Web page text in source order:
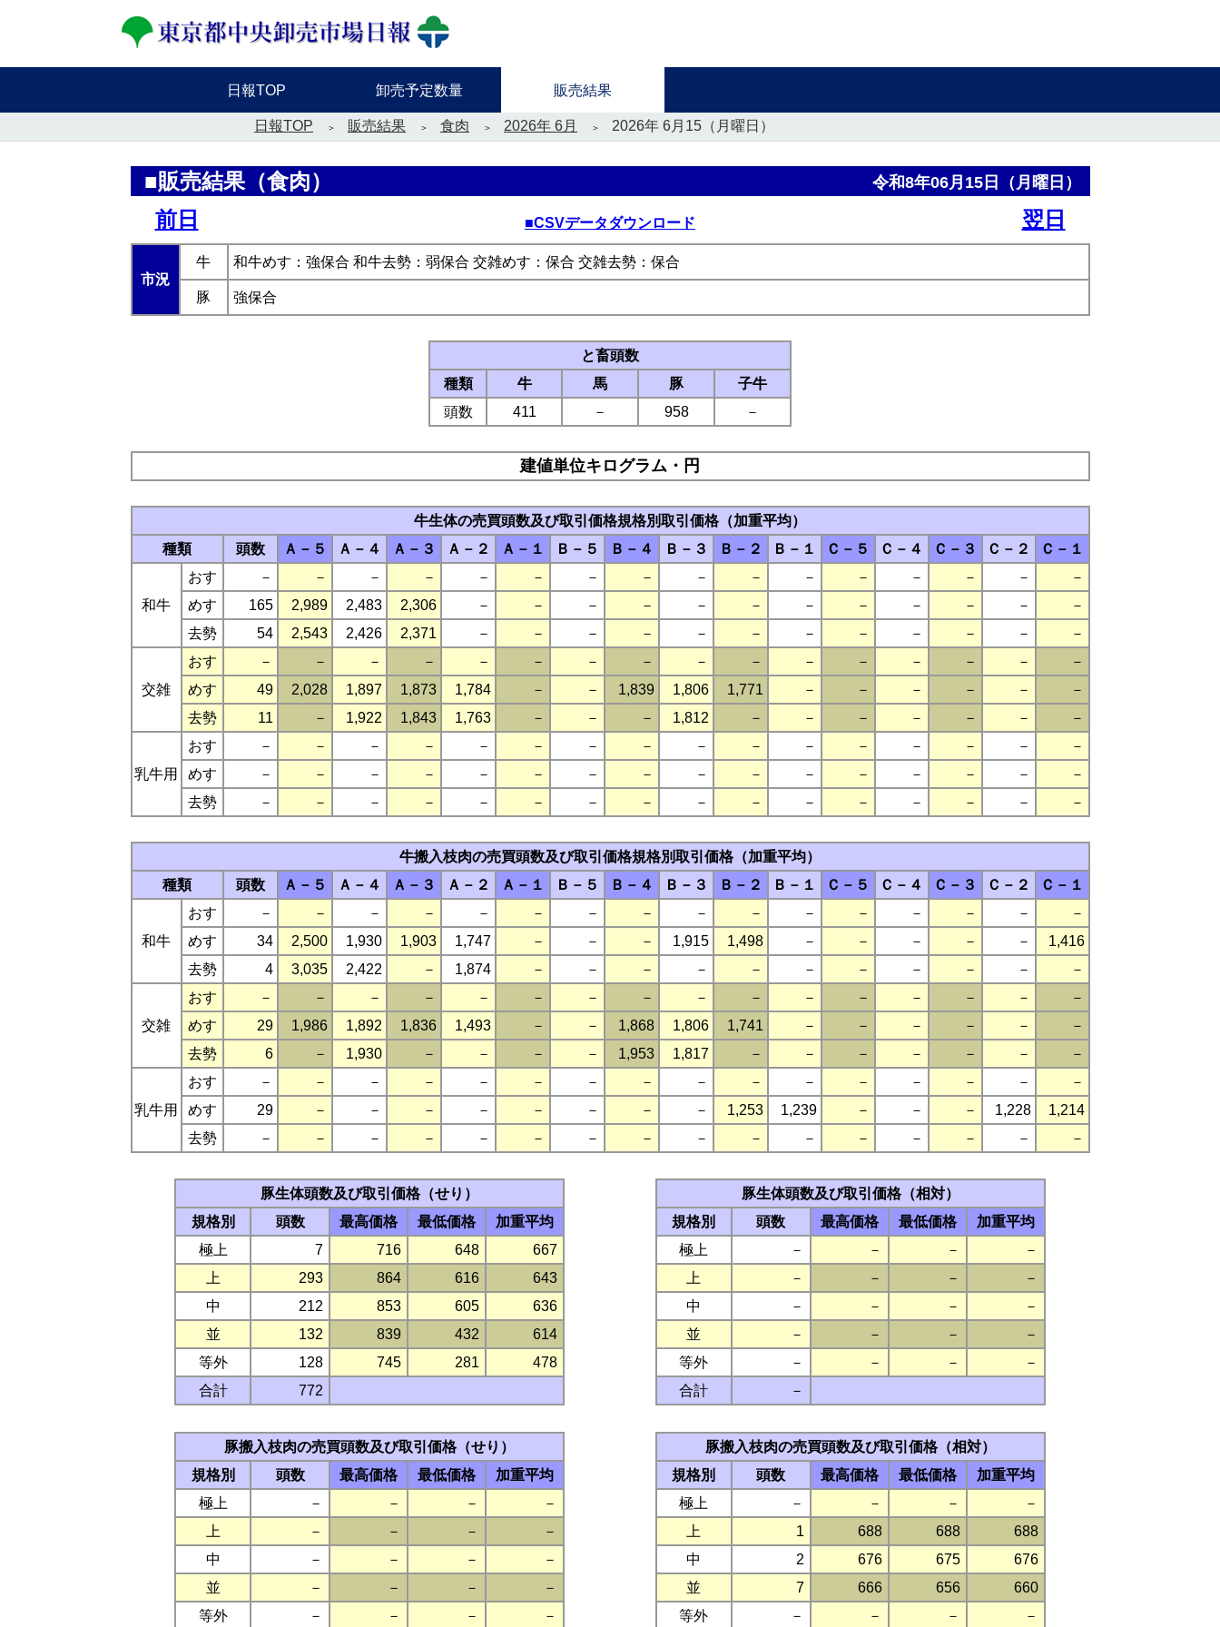
日報TOP 卸売予定数量 販売結果
日報TOP 販売結果 食肉 2026年 6月 2026年 6月15（月曜日）
■販売結果（食肉） 令和8年06月15日（月曜日）
前日 ■CSVデータダウンロード 翌日
市況
牛 和牛めす：強保合 和牛去勢：弱保合 交雑めす：保合 交雑去勢：保合
豚 強保合
と畜頭数
種類
牛 馬 豚
子牛
頭数
411 － 958 －
建値単位キログラム・円
牛生体の売買頭数及び取引価格規格別取引価格（加重平均）
種類
頭数 Ａ－５ Ａ－４ Ａ－３ Ａ－２ Ａ－１ Ｂ－５ Ｂ－４ Ｂ－３ Ｂ－２ Ｂ－１ Ｃ－５ Ｃ－４ Ｃ－３ Ｃ－２ Ｃ－１
和牛
おす － － － － － － － － － － － － － － －
－
めす
165 2,989 2,483 2,306 － － － － － － － － － － －
－
去勢
54 2,543 2,426 2,371 － － － － － － － － － － － －
交雑
おす － － － － － － － － － － － － － － －
－
めす
49 2,028 1,897 1,873 1,784 － － 1,839 1,806 1,771 － － － － －
－
去勢
11 － 1,922 1,843 1,763 － － － 1,812 － － － － － － －
乳牛用
おす － － － － － － － － － － － － － － －
－
めす
－ － － － － － － － － － － － － － －
－
去勢
－ － － － － － － － － － － － － － － －
牛搬入枝肉の売買頭数及び取引価格規格別取引価格（加重平均）
種類
頭数 Ａ－５ Ａ－４ Ａ－３ Ａ－２ Ａ－１ Ｂ－５ Ｂ－４ Ｂ－３ Ｂ－２ Ｂ－１ Ｃ－５ Ｃ－４ Ｃ－３ Ｃ－２ Ｃ－１
和牛
おす － － － － － － － － － － － － － － －
－
めす
34 2,500 1,930 1,903 1,747 － － － 1,915 1,498 － － － － －
1,416
去勢
4 3,035 2,422 － 1,874 － － － － － － － － － － －
交雑
おす － － － － － － － － － － － － － － －
－
めす
29 1,986 1,892 1,836 1,493 － － 1,868 1,806 1,741 － － － － －
－
去勢
6 － 1,930 － － － － 1,953 1,817 － － － － － － －
乳牛用
おす － － － － － － － － － － － － － － －
－
めす
29 － － － － － － － － 1,253 1,239 － － － 1,228
1,214
去勢
－ － － － － － － － － － － － － － － －
豚生体頭数及び取引価格（せり）
規格別
頭数 最高価格 最低価格
加重平均
極上
7 716 648
667
上
293 864 616
643
中
212 853 605
636
並
132 839 432
614
等外
128 745 281
478
合計
772
豚生体頭数及び取引価格（相対）
規格別
頭数 最高価格 最低価格
加重平均
極上
－ － －
－
上
－ － －
－
中
－ － －
－
並
－ － －
－
等外
－ － －
－
合計
－
豚搬入枝肉の売買頭数及び取引価格（せり）
規格別
頭数 最高価格 最低価格
加重平均
極上
－ － －
－
上
－ － －
－
中
－ － －
－
並
－ － －
－
等外
－ － － －
豚搬入枝肉の売買頭数及び取引価格（相対）
規格別
頭数 最高価格 最低価格
加重平均
極上
－ － －
－
上
1 688 688
688
中
2 676 675
676
並
7 666 656
660
等外
－ － － －